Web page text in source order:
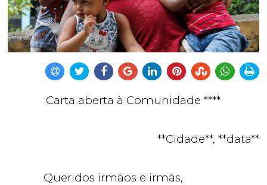
Carta aberta à Comunidade ****
**Cidade**, **data**
Queridos irmãos e irmãs,